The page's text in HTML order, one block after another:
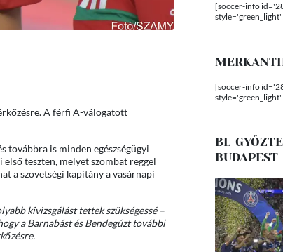
A férfi A-válogatott
továbbra is minden egészségügyi
teszten, melyet szombat reggel
a szövetségi kapitány a vasárnapi
kivizsgálást tettek szükségessé –
a Barnabást és Bendegúzt további
[soccer-info
style='green_light'
[soccer-info
style='green_light'
BL-
BUDAPEST